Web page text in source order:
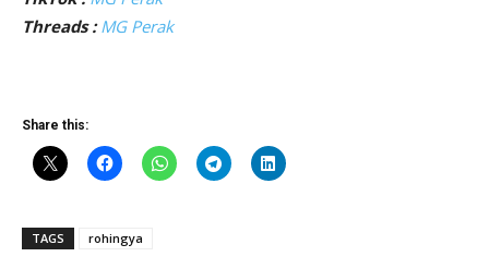
Threads : MG Perak
Share this:
TAGS rohingya